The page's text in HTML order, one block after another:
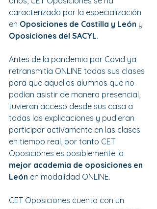
caracterizado por la especialización
en Oposiciones de Castilla y León y
Oposiciones del SACYL.
Antes de la pandemia por Covid ya
retransmitía ONLINE todas sus clases
para que aquellos alumnos que no
podían asistir de manera presencial,
tuvieran acceso desde sus casa a
todas las explicaciones y pudieran
participar activamente en las clases
en tiempo real, por tanto CET
Oposiciones es posiblemente la
mejor academia de oposiciones en
León en modalidad ONLINE.
CET Oposiciones cuenta con un